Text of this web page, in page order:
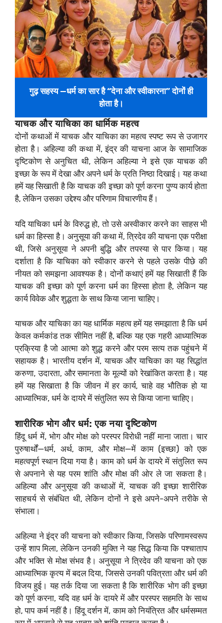
गुढ़ सहस्य —धर्म का सार है “देना और स्वीकारना” दोनों ही
होता है।
याचक और याचिका का धार्मिक महत्व
दोनों कथाओं में याचक और याचिका का महत्व स्पष्ट रूप से उजागर
होता है। अहिल्या की कथा में, इंद्र की याचना आज के सामाजिक
दृष्टिकोण से अनुचित थी, लेकिन अहिल्या ने इसे एक याचक की
इच्छा के रूप में देखा और अपने धर्म के प्रति निष्ठा दिखाई। यह कथा
हमें यह सिखाती है कि याचक की इच्छा को पूर्ण करना पुण्य कार्य होता
है, लेकिन उसका उद्देश्य और परिणाम विचारणीय हैं।
यदि याचिका धर्म के विरुद्ध हो, तो उसे अस्वीकार करने का साहस भी
धर्म का हिस्सा है। अनुसूया की कथा में, त्रिदेव की याचना एक परीक्षा
थी, जिसे अनुसूया ने अपनी बुद्धि और तपस्या से पार किया। यह
दर्शाता है कि याचिका को स्वीकार करने से पहले उसके पीछे की
नीयत को समझना आवश्यक है। दोनों कथाएं हमें यह सिखाती हैं कि
याचक की इच्छा को पूर्ण करना धर्म का हिस्सा होता है, लेकिन यह
कार्य विवेक और शुद्धता के साथ किया जाना चाहिए।
याचक और याचिका का यह धार्मिक महत्व हमें यह समझाता है कि धर्म
केवल कर्मकांड तक सीमित नहीं है, बल्कि यह एक गहरी आध्यात्मिक
प्रक्रिया है जो आत्मा को शुद्ध करने और परम सत्य तक पहुंचने में
सहायक है। भारतीय दर्शन में, याचक और याचिका का यह सिद्धांत
करुणा, उदारता, और समानता के मूल्यों को रेखांकित करता है। यह
हमें यह सिखाता है कि जीवन में हर कार्य, चाहे वह भौतिक हो या
आध्यात्मिक, धर्म के दायरे में संतुलित रूप से किया जाना चाहिए।
शारीरिक भोग और धर्म: एक नया दृष्टिकोण
हिंदू धर्म में, भोग और मोक्ष को परस्पर विरोधी नहीं माना जाता। चार
पुरुषार्थों—धर्म, अर्थ, काम, और मोक्ष—में काम (इच्छा) को एक
महत्वपूर्ण स्थान दिया गया है। काम को धर्म के दायरे में संतुलित रूप
से अपनाने से यह परम शांति और मोक्ष की ओर ले जा सकता है।
अहिल्या और अनुसूया की कथाओं में, याचक की इच्छा शारीरिक
साहचर्य से संबंधित थी, लेकिन दोनों ने इसे अपने-अपने तरीके से
संभाला।
अहिल्या ने इंद्र की याचना को स्वीकार किया, जिसके परिणामस्वरूप
उन्हें शाप मिला, लेकिन उनकी मुक्ति ने यह सिद्ध किया कि पश्चाताप
और भक्ति से मोक्ष संभव है। अनुसूया ने त्रिदेव की याचना को एक
आध्यात्मिक कृत्य में बदल दिया, जिससे उनकी पवित्रता और धर्म की
विजय हुई। यह तर्क दिया जा सकता है कि शारीरिक भोग की इच्छा
को पूर्ण करना, यदि वह धर्म के दायरे में और परस्पर सहमति के साथ
हो, पाप कर्म नहीं है। हिंदू दर्शन में, काम को नियंत्रित और धर्मसम्मत